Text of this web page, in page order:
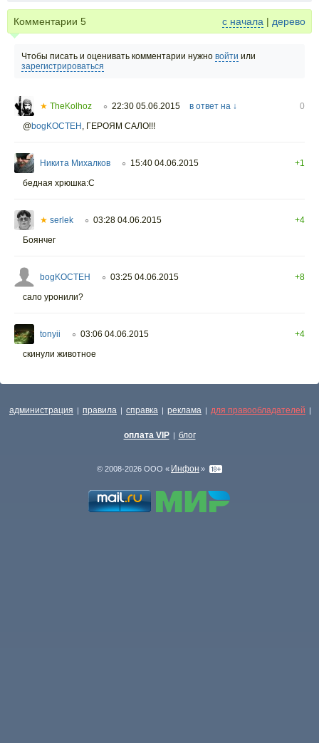
Комментарии 5 с начала | дерево
Чтобы писать и оценивать комментарии нужно войти или
зарегистрироваться
★ TheKolhoz ○ 22:30 05.06.2015 в ответ на ↓
0
@bogKOCTEH ГЕРОЯМ САЛО!!!
Никита Михалков ○ 15:40 04.06.2015
+1
бедная хрюшка:С
★ serlek ○ 03:28 04.06.2015
+4
Боянчег
bogKOCTEH ○ 03:25 04.06.2015
+8
сало уронили?
tonyii ○ 03:06 04.06.2015
+4
скинули животное
администрация | правила | справка | реклама | для правообладателей |
оплата VIP | блог
© 2008-2026 ООО « Инфон »